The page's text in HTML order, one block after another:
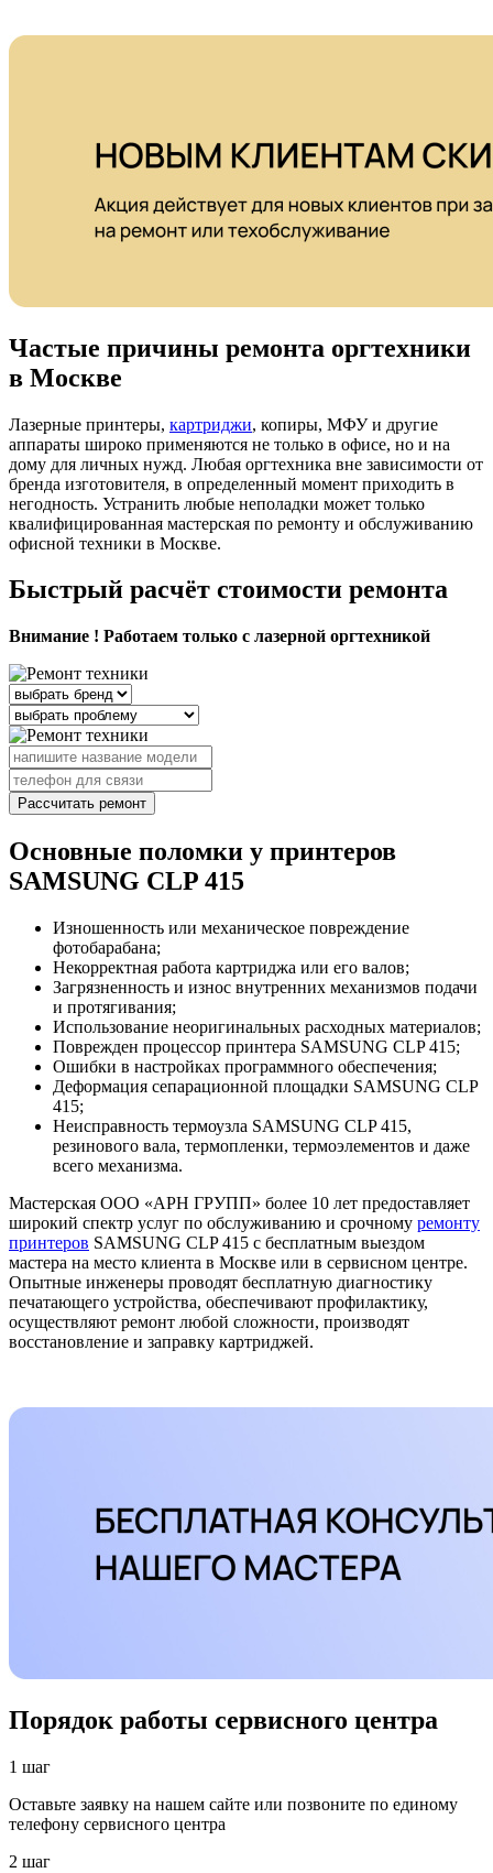
Частые причины ремонта оргтехники
в Москве
Лазерные принтеры, картриджи, копиры, МФУ и другие
аппараты широко применяются не только в офисе, но и на
дому для личных нужд. Любая оргтехника вне зависимости от
бренда изготовителя, в определенный момент приходить в
негодность. Устранить любые неполадки может только
квалифицированная мастерская по ремонту и обслуживанию
офисной техники в Москве.
Быстрый расчёт стоимости ремонта
Внимание ! Работаем только с лазерной оргтехникой
Рассчитать ремонт
Основные поломки у принтеров
SAMSUNG CLP 415
Изношенность или механическое повреждение
фотобарабана;
Некорректная работа картриджа или его валов;
Загрязненность и износ внутренних механизмов подачи
и протягивания;
Использование неоригинальных расходных материалов;
Поврежден процессор принтера SAMSUNG CLP 415;
Ошибки в настройках программного обеспечения;
Деформация сепарационной площадки SAMSUNG CLP
415;
Неисправность термоузла SAMSUNG CLP 415,
резинового вала, термопленки, термоэлементов и даже
всего механизма.
Мастерская ООО «АРН ГРУПП» более 10 лет предоставляет
широкий спектр услуг по обслуживанию и срочному ремонту
принтеров SAMSUNG CLP 415 с бесплатным выездом
мастера на место клиента в Москве или в сервисном центре.
Опытные инженеры проводят бесплатную диагностику
печатающего устройства, обеспечивают профилактику,
осуществляют ремонт любой сложности, производят
восстановление и заправку картриджей.
Порядок работы сервисного центра
1 шаг
Оставьте заявку на нашем сайте или позвоните по единому
телефону сервисного центра
2 шаг